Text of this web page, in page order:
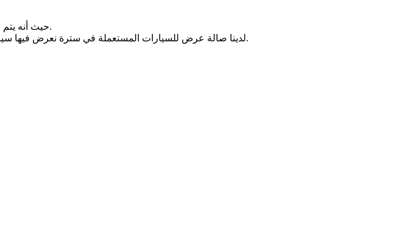
حيث أنه يتم المحافظة على سياراتنا وصيانتها بشكل جيد لدى الوكيل المعتمد، لذا يزداد الطلب عليها كثيرا في السوق.
لدينا صالة عرض للسيارات المستعملة في سترة نعرض فيها سياراتنا بحيث يمكن للزبائن معاينتها والقيام بسياقتها قبل شرائها حتى يمكنهم أن يكونون راضين عن جودتنا.